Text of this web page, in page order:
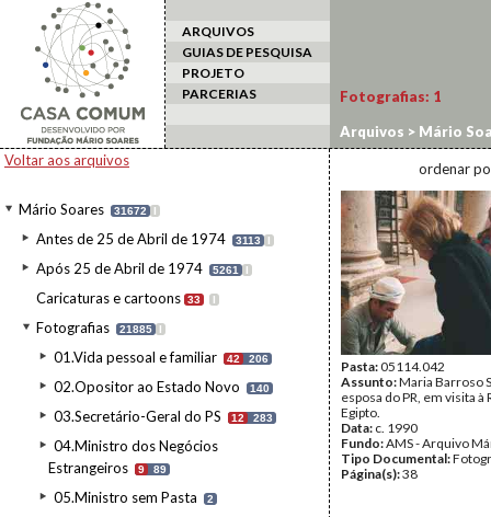
ARQUIVOS
GUIAS DE PESQUISA
PROJETO
PARCERIAS
Voltar aos arquivos
Mário Soares 31672 I
Antes de 25 de Abril de 1974 3113 I
Após 25 de Abril de 1974 5261 I
Caricaturas e cartoons 33 I
Fotografias 21885 I
01.Vida pessoal e familiar 42 206
02.Opositor ao Estado Novo 140
03.Secretário-Geral do PS 12 283
04.Ministro dos Negócios
Estrangeiros
9 89
05.Ministro sem Pasta 2
Fotografias: 1
Arquivos > Mário
estrangeiro>
ordenar
Pasta:05114.042
Assunto:Maria Barroso
esposa do PR, em visita à
Egipto.
Data: c. 1990
Fundo:AMS - Arquivo
Tipo Documental:
Página(s):38